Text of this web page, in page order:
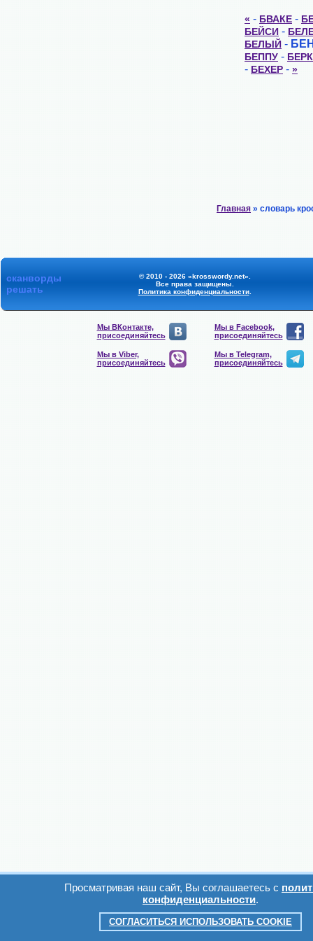
« - БВАКЕ -
БЕЙСИ -
БЕЛЫЙ -
БЕППУ -
- БЕХЕР - »
Главная » словарь
сканворды
решать
© 2010 - 2026 «krosswordy.net».
Все права защищены.
Политика конфиденциальности.
Мы ВКонтакте,
присоединяйтесь
Мы в Facebook,
присоединяйтесь
Мы в Viber,
присоединяйтесь
Мы в Telegram,
присоединяйтесь
Просматривая наш сайт, Вы соглашаетесь с
конфиденциальности.
СОГЛАСИТЬСЯ ИСПОЛЬЗОВАТЬ COOKIE